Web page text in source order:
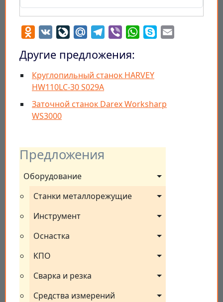
Предложения
Оборудование
Станки металлорежущие
Инструмент
Оснастка
КПО
Сварка и резка
Средства измерений
Odnoklassniki
VK LiveJournal
Mail.RuTelegram
Viber WhatsApp
Skype
Другие предложения:
Круглопильный станок HARVEY
HW110LC-30 S029A
Заточной станок Darex Worksharp
WS3000